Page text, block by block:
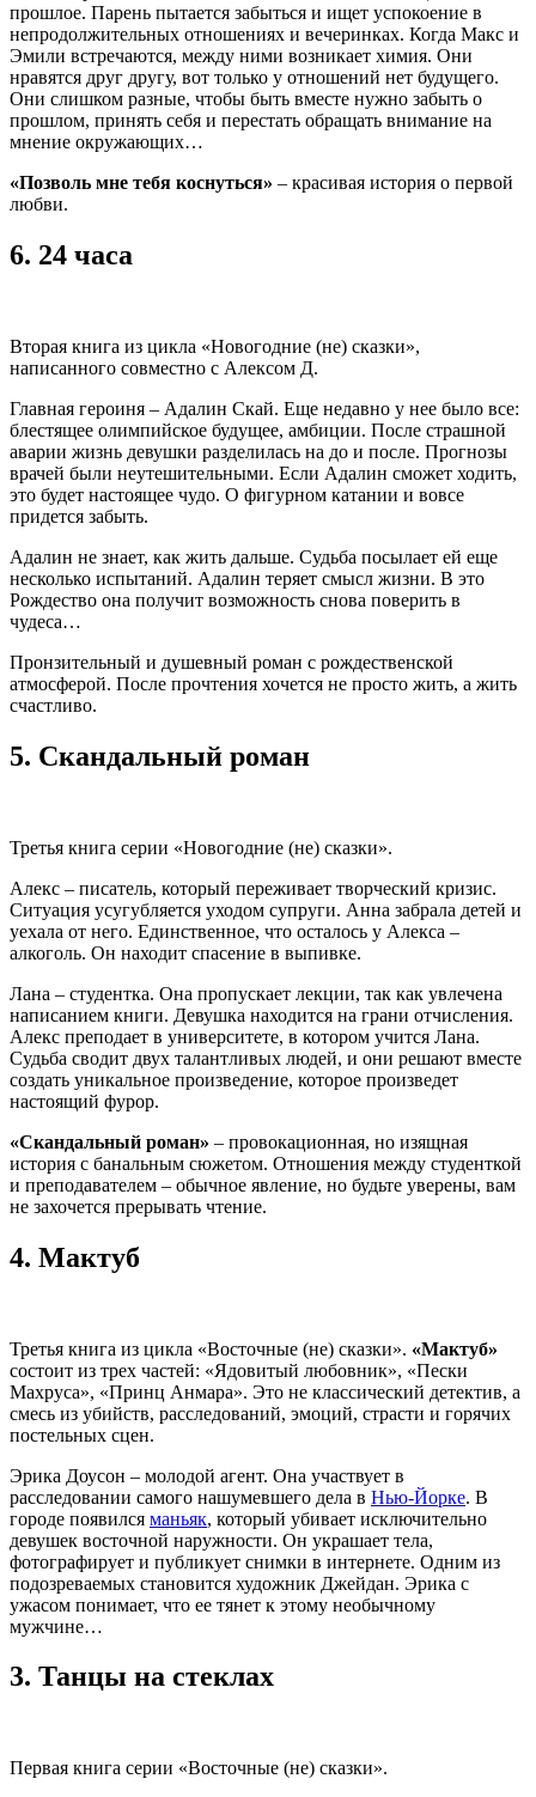
прошлое. Парень пытается забыться и ищет успокоение в
непродолжительных отношениях и вечеринках. Когда Макс и
Эмили встречаются, между ними возникает химия. Они
нравятся друг другу, вот только у отношений нет будущего.
Они слишком разные, чтобы быть вместе нужно забыть о
прошлом, принять себя и перестать обращать внимание на
мнение окружающих…
«Позволь мне тебя коснуться» – красивая история о первой
любви.
6. 24 часа
Вторая книга из цикла «Новогодние (не) сказки»,
написанного совместно с Алексом Д.
Главная героиня – Адалин Скай. Еще недавно у нее было все:
блестящее олимпийское будущее, амбиции. После страшной
аварии жизнь девушки разделилась на до и после. Прогнозы
врачей были неутешительными. Если Адалин сможет ходить,
это будет настоящее чудо. О фигурном катании и вовсе
придется забыть.
Адалин не знает, как жить дальше. Судьба посылает ей еще
несколько испытаний. Адалин теряет смысл жизни. В это
Рождество она получит возможность снова поверить в
чудеса…
Пронзительный и душевный роман с рождественской
атмосферой. После прочтения хочется не просто жить, а жить
счастливо.
5. Скандальный роман
Третья книга серии «Новогодние (не) сказки».
Алекс – писатель, который переживает творческий кризис.
Ситуация усугубляется уходом супруги. Анна забрала детей и
уехала от него. Единственное, что осталось у Алекса –
алкоголь. Он находит спасение в выпивке.
Лана – студентка. Она пропускает лекции, так как увлечена
написанием книги. Девушка находится на грани отчисления.
Алекс преподает в университете, в котором учится Лана.
Судьба сводит двух талантливых людей, и они решают вместе
создать уникальное произведение, которое произведет
настоящий фурор.
«Скандальный роман» – провокационная, но изящная
история с банальным сюжетом. Отношения между студенткой
и преподавателем – обычное явление, но будьте уверены, вам
не захочется прерывать чтение.
4. Мактуб
Третья книга из цикла «Восточные (не) сказки». «Мактуб»
состоит из трех частей: «Ядовитый любовник», «Пески
Махруса», «Принц Анмара». Это не классический детектив, а
смесь из убийств, расследований, эмоций, страсти и горячих
постельных сцен.
Эрика Доусон – молодой агент. Она участвует в
расследовании самого нашумевшего дела в Нью-Йорке. В
городе появился маньяк, который убивает исключительно
девушек восточной наружности. Он украшает тела,
фотографирует и публикует снимки в интернете. Одним из
подозреваемых становится художник Джейдан. Эрика с
ужасом понимает, что ее тянет к этому необычному
мужчине…
3. Танцы на стеклах
Первая книга серии «Восточные (не) сказки».